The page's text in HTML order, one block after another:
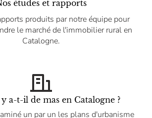
études et rapports
produits par notre équipe pour
le marché de l'immobilier rural en
Catalogne.
a-t-il de mas en Catalogne ?
un par un les plans d'urbanisme